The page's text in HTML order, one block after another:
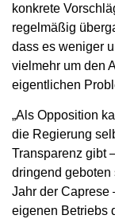
konkrete
regelmäßig
dass es weniger
vielmehr um den
eigentlichen
„Als Opposition
die Regierung
Transparenz gibt
dringend geboten
Jahr der Caprese
eigenen Betriebs